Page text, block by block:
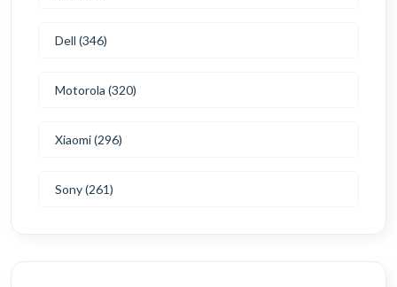
Dell (346)
Motorola (320)
Xiaomi (296)
Sony (261)